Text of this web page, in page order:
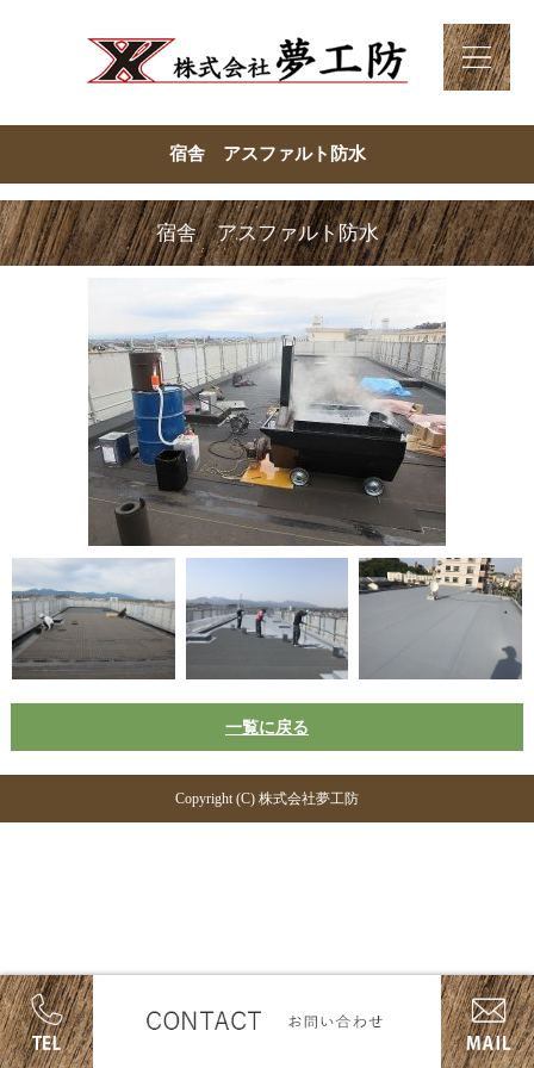
宿舎 アスファルト防水
宿舎 アスファルト防水
一覧に戻る
Copyright (C) 株式会社夢工防